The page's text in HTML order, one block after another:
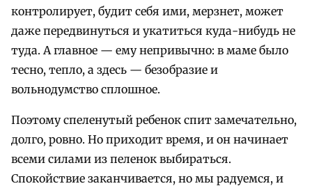
контролирует, будит себя ими, мерзнет, может
даже передвинуться и укатиться куда-нибудь не
туда. А главное — ему непривычно: в маме было
тесно, тепло, а здесь — безобразие и
вольнодумство сплошное.
Поэтому спеленутый ребенок спит замечательно,
долго, ровно. Но приходит время, и он начинает
всеми силами из пеленок выбираться.
Спокойствие заканчивается, но мы радуемся, и